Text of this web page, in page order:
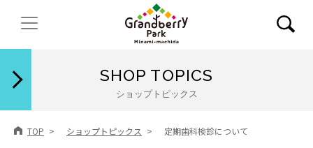
SHOP TOPICS
ショップトピックス
TOP ショップトピックス 定期歯科検診について
閉じる